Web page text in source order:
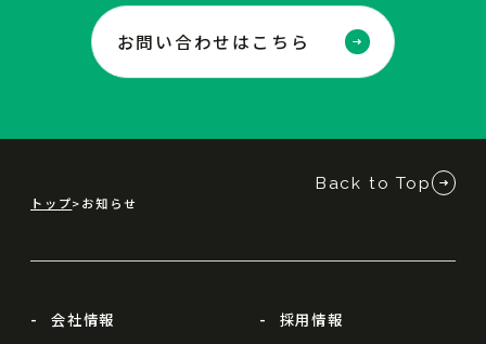
お問い合わせはこちら
トップ お知らせ
Back to Top
会社情報
採用情報